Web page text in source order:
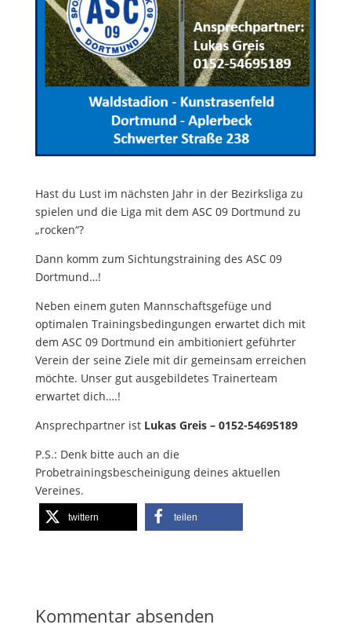
Hast du Lust im nächsten Jahr in der Bezirksliga zu
spielen und die Liga mit dem ASC 09 Dortmund zu
„rocken“?
Dann komm zum Sichtungstraining des ASC 09
Dortmund…!
Neben einem guten Mannschaftsgefüge und
optimalen Trainingsbedingungen erwartet dich mit
dem ASC 09 Dortmund ein ambitioniert geführter
Verein der seine Ziele mit dir gemeinsam erreichen
möchte. Unser gut ausgebildetes Trainerteam
erwartet dich….!
Ansprechpartner istLukas Greis – 0152-54695189
P.S.: Denk bitte auch an die
Probetrainingsbescheinigung deines aktuellen
Vereines.
twittern teilen
Kommentar absenden